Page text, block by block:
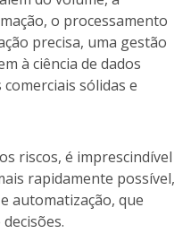
o processamento
precisa, uma gestão
à ciência de dados
sólidas e
riscos, é imprescindível
rapidamente possível,
automatização, que